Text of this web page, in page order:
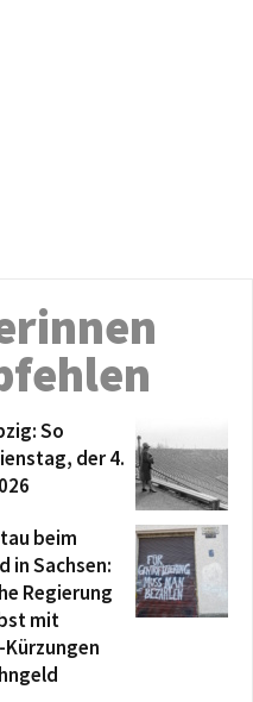
So
der 4.
beim
in Sachsen:
Regierung
mit